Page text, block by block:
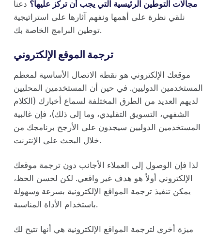
مجالات التوطين الرئيسية التي يجب أن تركز عليها؟ دعنا
نلقي نظرة على أهمها ونفهم آثارها على استراتيجية
توطين البرامج الخاصة بك.
ترجمة الموقع الإلكتروني
موقعك الإلكتروني هو نقطة الاتصال الأساسية لمعظم
المستخدمين الدوليين. في حين أن المستخدمين المحليين
لديهم العديد من الطرق المختلفة لسماع أخبارك (الكلام
الشفهي، التسويق التقليدي، وما إلى ذلك)، فإن غالبية
المستخدمين الدوليين سيجدون على الأرجح برنامجك من
خلال البحث على الإنترنت.
لذا فإن الوصول إلى العملاء الأجانب دون ترجمة موقعك
الإلكتروني أولاً هو هدف غير واقعي. لكن لحسن الحظ،
يمكن تنفيذ ترجمة المواقع الإلكترونية بسرعة وسهولة
باستخدام الأداة المناسبة.
ميزة أخرى لترجمة المواقع الإلكترونية هي أنها تتيح لك